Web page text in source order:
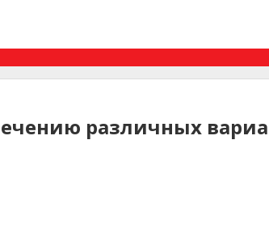
различных